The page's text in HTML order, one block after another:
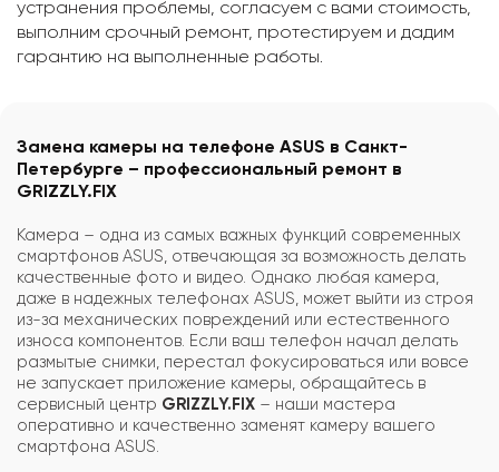
устранения проблемы, согласуем с вами стоимость,
выполним срочный ремонт, протестируем и дадим
гарантию на выполненные работы.
Замена камеры на телефоне ASUS в Санкт-
Петербурге – профессиональный ремонт в
GRIZZLY.FIX
Камера – одна из самых важных функций современных
смартфонов ASUS, отвечающая за возможность делать
качественные фото и видео. Однако любая камера,
даже в надежных телефонах ASUS, может выйти из строя
из-за механических повреждений или естественного
износа компонентов. Если ваш телефон начал делать
размытые снимки, перестал фокусироваться или вовсе
не запускает приложение камеры, обращайтесь в
сервисный центр GRIZZLY.FIX – наши мастера
оперативно и качественно заменят камеру вашего
смартфона ASUS.